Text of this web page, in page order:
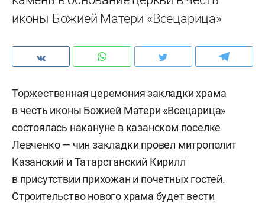
иконы Божией Матери «Всецарица»
Торжественная церемония закладки храма
в честь иконы Божией Матери «Всецарица»
состоялась накануне в казанском поселке
Левченко — чин закладки провел митрополит
Казанский и Татарстанский Кирилл
в присутствии прихожан и почетных гостей.
Строительство нового храма будет вести